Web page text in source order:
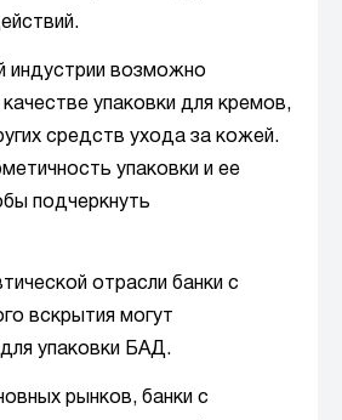
индустрии возможно
качестве упаковки для кремов,
средств ухода за кожей.
упаковки и ее
подчеркнуть
отрасли банки с
вскрытия могут
упаковки БАД.
рынков, банки с